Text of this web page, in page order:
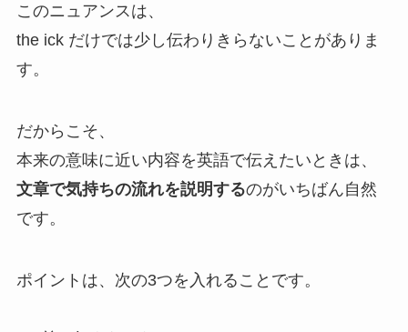
このニュアンスは、
the ick だけでは少し伝わりきらないことがありま
す。
だからこそ、
本来の意味に近い内容を英語で伝えたいときは、
文章で気持ちの流れを説明するのがいちばん自然
です。
ポイントは、次の3つを入れることです。